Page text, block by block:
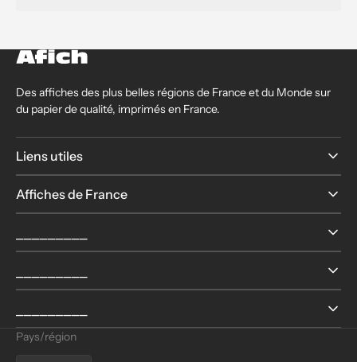
Des affiches des plus belles régions de France et du Monde sur
du papier de qualité, imprimés en France.
Liens utiles
Affiches de France
Pays/région